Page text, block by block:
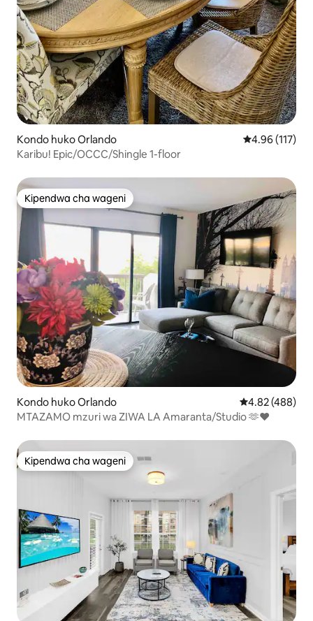
Kondo huko Orlando Ukadiriaji wa
4.96 (117)
Karibu! Epic/OCCC/Shingle 1-floor
Kipendwa cha wageni
Kipendwa cha wageni
Kondo huko Orlando Ukadiriaji wa
4.82 (488)
MTAZAMO mzuri wa ZIWA LA Amaranta/Studio 🫶❤️
Kipendwa cha wageni
Kipendwa cha wageni